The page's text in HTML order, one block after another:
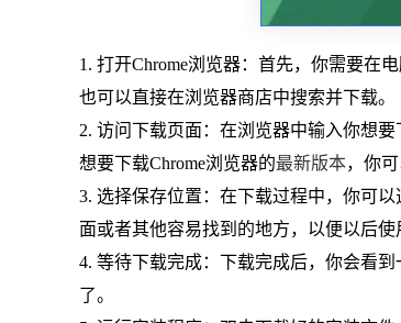
1. 打开Chrome浏览器：首先，你需要在
也可以直接在浏览器商店中搜索并下载。
2. 访问下载页面：在浏览器中输入你想
想要下载Chrome浏览器的最新版本，你
3. 选择保存位置：在下载过程中，你可
面或者其他容易找到的地方，以便以后使
4. 等待下载完成：下载完成后，你会看
了。